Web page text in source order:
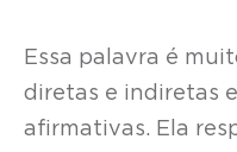
Essa palavra é
diretas e indiretas
afirmativas. Ela